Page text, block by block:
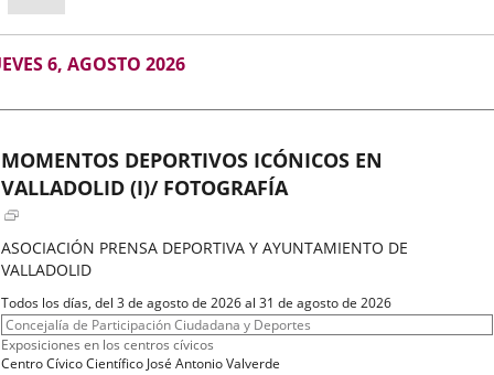
6, AGOSTO 2026
MOMENTOS DEPORTIVOS ICÓNICOS EN
VALLADOLID (I)/ FOTOGRAFÍA
ASOCIACIÓN PRENSA DEPORTIVA Y AYUNTAMIENTO DE
VALLADOLID
Fechas
del
evento
Todos los días, del 3 de agosto de 2026 al 31 de agosto de 2026
Organizador
de
actividad
Concejalía de Participación Ciudadana y Deportes
Programa
Exposiciones en los centros cívicos
Espacio
Centro Cívico Científico José Antonio Valverde